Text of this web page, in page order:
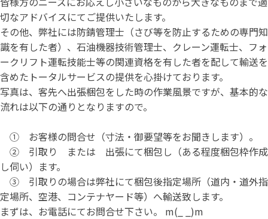
切なアドバイスにてご提供いたします。
その他、弊社には防錆管理士（さび等を防止するための専門知
識を有した者）、石油機器技術管理士、クレーン運転士、フォ
ークリフト運転技能士等の関連資格を有した者を配して輸送を
含めたトータルサービスの提供を心掛けております。
写真は、客先へ出張梱包をした時の作業風景ですが、基本的な
流れは以下の通りとなりますので。
① お客様の問合せ（寸法・御要望等をお聞きします）。
② 引取り または 出張にて梱包し（ある程度梱包枠作成
し伺い）ます。
③ 引取りの場合は弊社にて梱包後指定場所（道内・道外指
定場所、空港、コンテナヤード等）へ輸送致します。
まずは、お電話にてお問合せ下さい。 m(_ _)m